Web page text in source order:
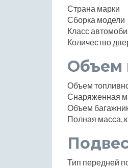
Страна марки
Сборка модели
Класс
Количество
Объем
Объем
Снаряженная
Объем
Полная масса,
Тип передней